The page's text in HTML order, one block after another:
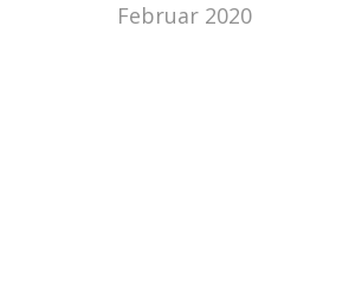
Februar 2020